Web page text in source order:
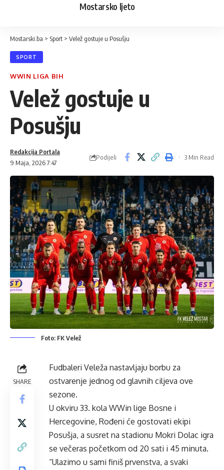
Mostarsko ljeto
Mostarski.ba > Sport > Velež gostuje u Posušju
SPORT
WWIN LIGA BIH
Velež gostuje u
Posušju
9 Maja, 2026 7:47
Redakcija Portala
Podijeli 3 Min Read
Foto: FK Velež
SHARE
Fudbaleri Veleža nastavljaju borbu za
ostvarenje jednog od glavnih ciljeva ove
sezone.
U okviru 33. kola WWin lige Bosne i
Hercegovine, Rođeni će gostovati ekipi
Posušja, a susret na stadionu Mokri Dolac igra
se večeras početkom od 20 sati i 45 minuta.
“Ulazimo u sami finiš prvenstva, a svaki